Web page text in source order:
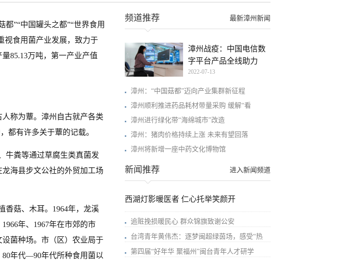
”“中国罐头之都”“世界食用
视食用菌产业发展，致力于
85.13万吨，第一产业产值
称为蕈。漳州自古就产各类
都有许多关于蕈的记载。
牛粪等通过草腐生类真菌发
海县步文公社的外贸加工场
香菇、木耳。1964年，龙溪
年、1967年在市郊的市
菌种场。市（区）农业局于
年代—90年代所种食用菌以
最新漳州新闻
频道推荐
漳州战疫：中国电信数
字平台产品全线助力
2022-07-13
漳州：“中国菇都”迈向产业集群新征程
漳州顺利推进​药品耗材带量采购 缓解“看
漳州进行绿化带“海绵城市”改造
漳州：猪肉价格持续上涨 未来有望回落
漳州将新增一座中药文化博物馆
进入新闻频道
新闻推荐
西湖灯影暖医者 仁心托举笑颜开
追赃挽损暖民心 群众锦旗致谢公安
台湾青年黄伟杰：逐梦闽超绿茵场，感受“热
第四届“好年华 聚福州”闽台青年人才研学